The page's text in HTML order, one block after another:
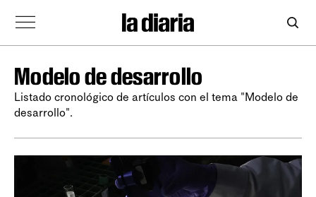
Modelo de desarrollo
Listado cronológico de artículos con el tema "Modelo de
desarrollo".